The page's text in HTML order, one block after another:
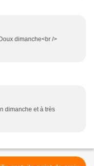
dimanche<br />
dimanche et à très